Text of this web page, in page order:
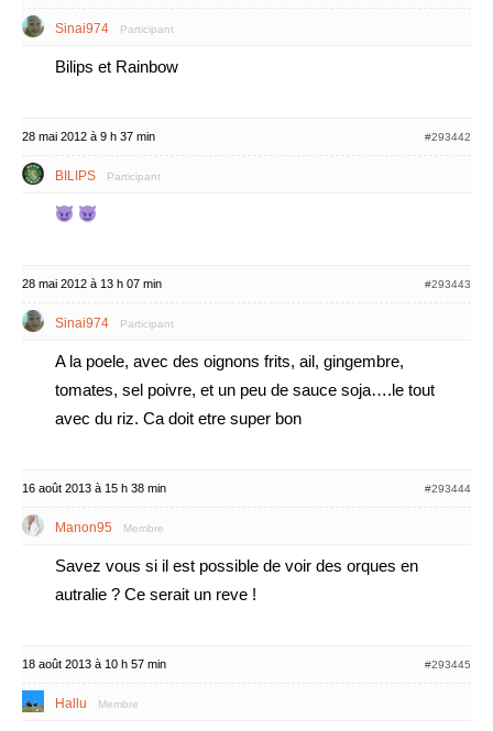
Sinai974 Participant
Bilips et Rainbow
28 mai 2012 à 9 h 37 min #293442
BILIPS Participant
28 mai 2012 à 13 h 07 min #293443
Sinai974 Participant
A la poele, avec des oignons frits, ail, gingembre,
tomates, sel poivre, et un peu de sauce soja….le tout
avec du riz. Ca doit etre super bon
16 août 2013 à 15 h 38 min #293444
Manon95 Membre
Savez vous si il est possible de voir des orques en
autralie ? Ce serait un reve !
18 août 2013 à 10 h 57 min #293445
Hallu Membre